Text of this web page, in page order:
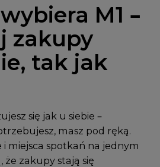
M1 –
zakupy
tak jak
się jak u siebie –
masz pod ręką.
i miejsca spotkań na jednym
że zakupy stają się